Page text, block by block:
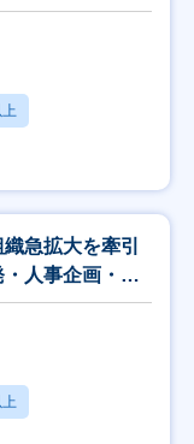
急拡大を牽引
人事企画・